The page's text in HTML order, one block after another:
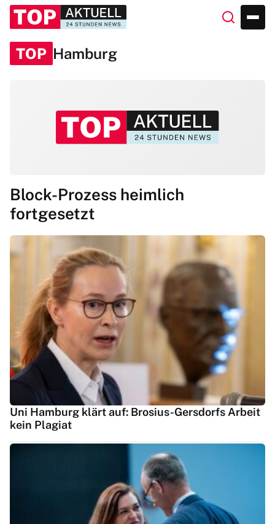
TOP Hamburg
Block-Prozess heimlich
fortgesetzt
Uni Hamburg klärt auf: Brosius-Gersdorfs Arbeit
kein Plagiat